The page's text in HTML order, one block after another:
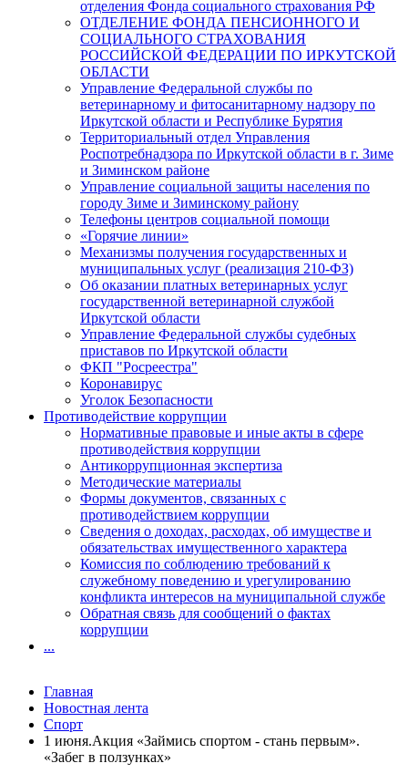
отделения Фонда социального страхования РФ
ОТДЕЛЕНИЕ ФОНДА ПЕНСИОННОГО И
СОЦИАЛЬНОГО СТРАХОВАНИЯ
РОССИЙСКОЙ ФЕДЕРАЦИИ ПО ИРКУТСКОЙ
ОБЛАСТИ
Управление Федеральной службы по
ветеринарному и фитосанитарному надзору по
Иркутской области и Республике Бурятия
Территориальный отдел Управления
Роспотребнадзора по Иркутской области в г. Зиме
и Зиминском районе
Управление социальной защиты населения по
городу Зиме и Зиминскому району
Телефоны центров социальной помощи
«Горячие линии»
Механизмы получения государственных и
муниципальных услуг (реализация 210-ФЗ)
Об оказании платных ветеринарных услуг
государственной ветеринарной службой
Иркутской области
Управление Федеральной службы судебных
приставов по Иркутской области
ФКП "Росреестра"
Коронавирус
Уголок Безопасности
Противодействие коррупции
Нормативные правовые и иные акты в сфере
противодействия коррупции
Антикоррупционная экспертиза
Методические материалы
Формы документов, связанных с
противодействием коррупции
Сведения о доходах, расходах, об имуществе и
обязательствах имущественного характера
Комиссия по соблюдению требований к
служебному поведению и урегулированию
конфликта интересов на муниципальной службе
Обратная связь для сообщений о фактах
коррупции
...
Главная
Новостная лента
Спорт
1 июня.Акция «Займись спортом - стань первым».
«Забег в ползунках»